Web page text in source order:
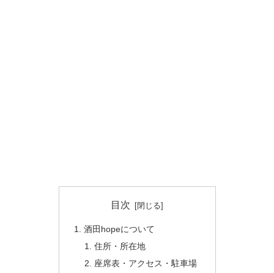
目次
酒田hopeについて
住所・所在地
座席表・アクセス・駐車場